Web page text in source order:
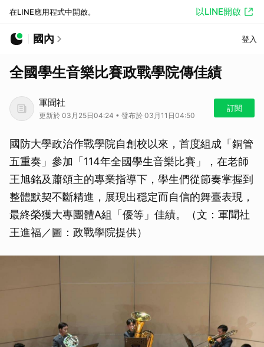
在LINE應用程式中開啟。 以LINE開啟
國內 登入
全國學生音樂比賽政戰學院傳佳績
軍聞社
更新於 03月25日04:24 • 發布於 03月11日04:50
訂閱
國防大學政治作戰學院自創校以來，首度組成「銅管
五重奏」參加「114年全國學生音樂比賽」，在老師
王旭銘及蕭頌主的專業指導下，學生們從節奏掌握到
整體默契不斷精進，展現出穩定而自信的舞臺表現，
最終榮獲大專團體A組「優等」佳績。（文：軍聞社
王進福／圖：政戰學院提供）